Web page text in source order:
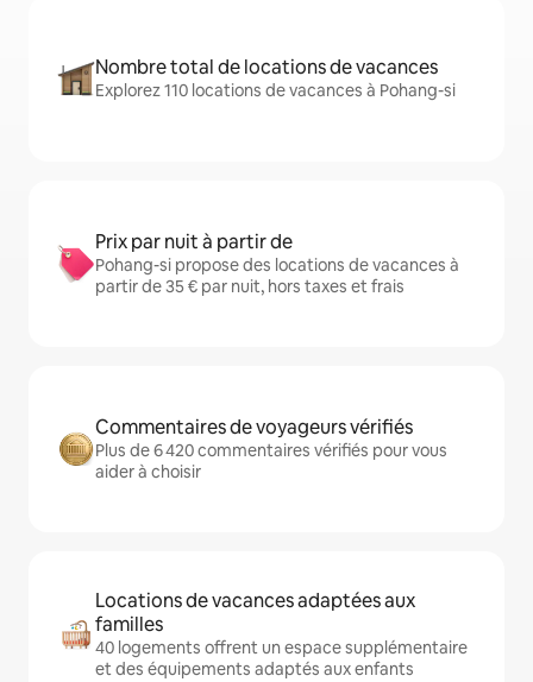
Nombre total de locations de vacances
Explorez 110 locations de vacances à Pohang-si
Prix par nuit à partir de
Pohang-si propose des locations de vacances à
partir de 35 € par nuit, hors taxes et frais
Commentaires de voyageurs vérifiés
Plus de 6 420 commentaires vérifiés pour vous
aider à choisir
Locations de vacances adaptées aux
familles
40 logements offrent un espace supplémentaire
et des équipements adaptés aux enfants